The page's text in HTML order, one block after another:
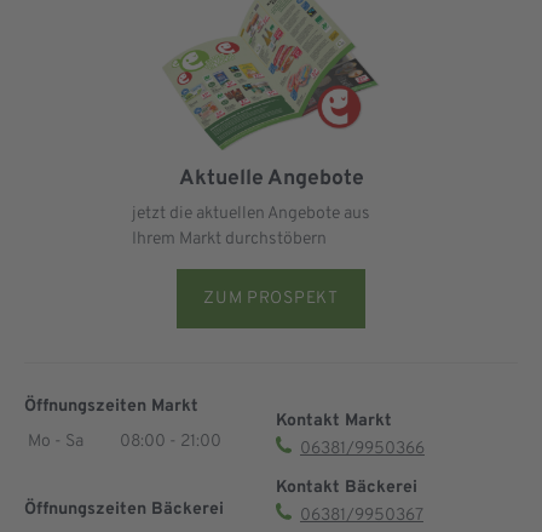
Aktuelle Angebote
jetzt die aktuellen Angebote aus
Ihrem Markt durchstöbern
ZUM PROSPEKT
Öffnungszeiten Markt
Mo - Sa
08:00 - 21:00
Öffnungszeiten Bäckerei
Kontakt Markt
06381/9950366
Kontakt Bäckerei
06381/9950367